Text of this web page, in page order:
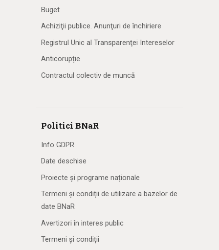
Buget
Achiziţii publice. Anunţuri de închiriere
Registrul Unic al Transparenţei Intereselor
Anticorupție
Contractul colectiv de muncă
Politici BNaR
Info GDPR
Date deschise
Proiecte și programe naționale
Termeni și condiții de utilizare a bazelor de
date BNaR
Avertizori în interes public
Termeni și condiții